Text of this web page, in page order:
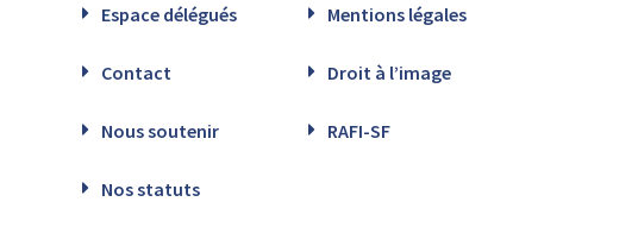
Espace délégués Mentions légales
Contact Droit à l’image
Nous soutenir RAFI-SF
Nos statuts